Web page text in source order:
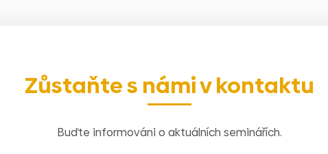
Zůstaňte s námi v kontaktu
Buďte informováni o aktuálních seminářích.